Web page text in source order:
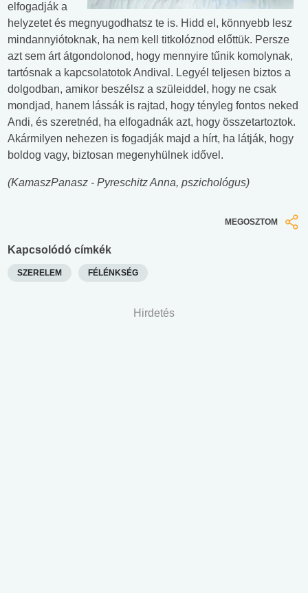
elfogadják a
helyzetet és megnyugodhatsz te is. Hidd el, könnyebb lesz
mindannyiótoknak, ha nem kell titkolóznod előttük. Persze
azt sem árt átgondolonod, hogy mennyire tűnik komolynak,
tartósnak a kapcsolatotok Andival. Legyél teljesen biztos a
dolgodban, amikor beszélsz a szüleiddel, hogy ne csak
mondjad, hanem lássák is rajtad, hogy tényleg fontos neked
Andi, és szeretnéd, ha elfogadnák azt, hogy összetartoztok.
Akármilyen nehezen is fogadják majd a hírt, ha látják, hogy
boldog vagy, biztosan megenyhülnek idővel.
(KamaszPanasz - Pyreschitz Anna, pszichológus)
MEGOSZTOM
Kapcsolódó címkék
SZERELEM FÉLÉNKSÉG
Hirdetés